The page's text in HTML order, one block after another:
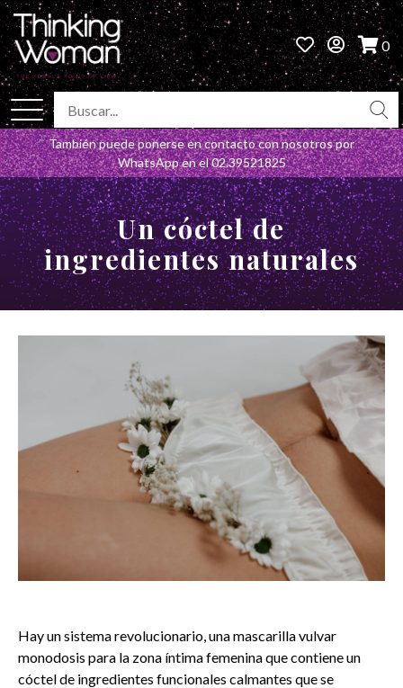
0
También puede ponerse en contacto con nosotros por
WhatsApp en el02.39521825
Un cóctel de
ingredientes naturales
Hay un sistema revolucionario, una mascarilla vulvar
monodosis para la zona íntima femenina que contiene un
cóctel de ingredientes funcionales calmantes que se